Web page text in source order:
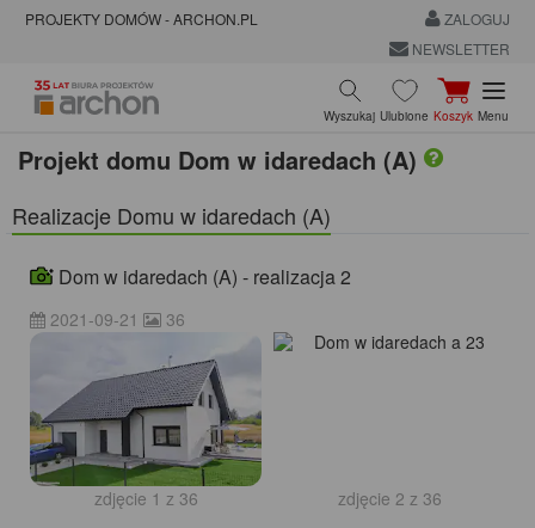
PROJEKTY DOMÓW - ARCHON.PL
ZALOGUJ
NEWSLETTER
Wyszukaj Ulubione Koszyk Menu
Projekt domu Dom w idaredach (A)
Realizacje Domu w idaredach (A)
Dom w idaredach (A) - realizacja 2
2021-09-21 36
zdjęcie 1 z 36 zdjęcie 2 z 36